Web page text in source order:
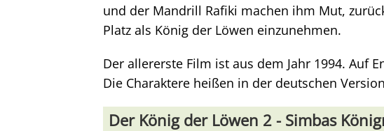
und der Mandrill Rafiki machen ihm Mut,
Platz als König der Löwen einzunehmen.
Der allererste Film ist aus dem Jahr 1994. Auf
Die Charaktere heißen in der deutschen
Der König der Löwen 2 - Simbas